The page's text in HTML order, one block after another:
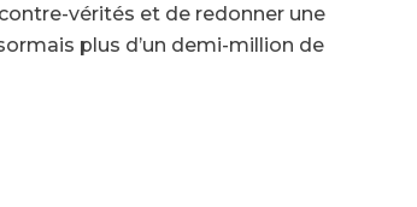
vérités et de redonner une
plus d’un demi-million de